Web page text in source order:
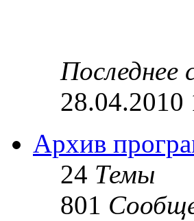
Последнее
28.04.2010
Архив
24 Темы
801